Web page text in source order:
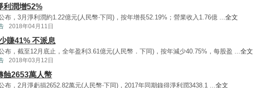
利潤增52%
布，3月淨利潤約1.22億元(人民幣‧下同)，按年增長52.19%；營業收入1.76億 ...全文
2018年04月11日
賺41% 不派息
布，截至12月底止，全年盈利3.61億元(人民幣．下同)，按年減少40.75%，每股盈 ...全文
2018年03月12日
蝕2653萬人幣
布，2月淨虧損2652.82萬元(人民幣‧下同)，2017年同期錄得淨利潤3438.1 ...全文